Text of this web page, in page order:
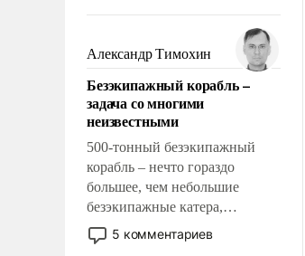
чем она отличается от просто
образованных людей. Иногда
казалось, что эти вопросы
решены раз и навсегда, но –
нет, не решены.
Александр Тимохин
Безэкипажный корабль –
задача со многими
неизвестными
500-тонный безэкипажный
корабль – нечто гораздо
большее, чем небольшие
безэкипажные катера,
применение которых уже
стало обыденностью. Задача по
5 комментариев